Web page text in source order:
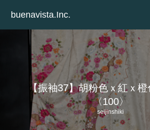
buenavista.Inc.
【振袖37】胡粉色ｘ紅ｘ
〈100〉
seijinshiki